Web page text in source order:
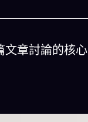
文章討論的核心